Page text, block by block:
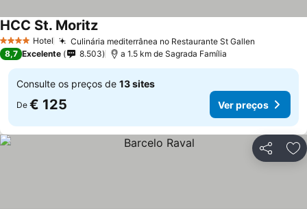
4 EstrelasHotel Culinária mediterrânea no Restaurante St Gallen
HCC St. MoritzVer preços
8,7 Excelente 8.503 a 1.5 km de Sagrada Família
Consulte os preços de 13 sites
De € 125 Ver preços
Partilhar